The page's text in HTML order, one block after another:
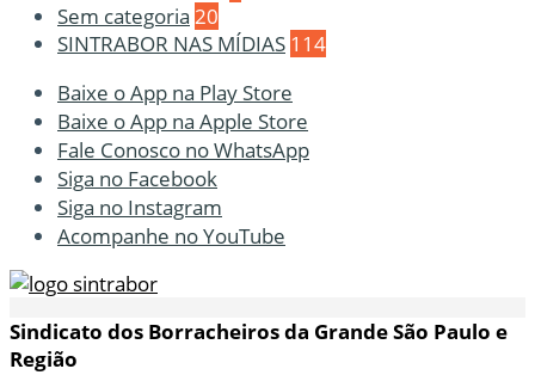
Sem categoria 20
SINTRABOR NAS MÍDIAS 114
Baixe o App na Play Store
Baixe o App na Apple Store
Fale Conosco no WhatsApp
Siga no Facebook
Siga no Instagram
Acompanhe no YouTube
Sindicato dos Borracheiros da Grande São Paulo e
Região